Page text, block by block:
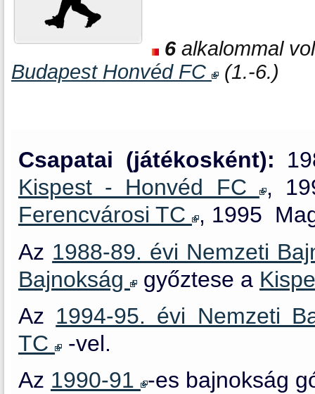
6alkalommal
Budapest Honvéd FC
(1.-6.)
Csapatai (játékosként):
Kispest - Honvéd FC
,
Ferencvárosi TC
, 1995
Az 1988-89. évi Nemzeti
Bajnokság
győztese a
Az 1994-95. évi Nemzeti
TC
-vel.
Az 1990-91 -es bajnokság